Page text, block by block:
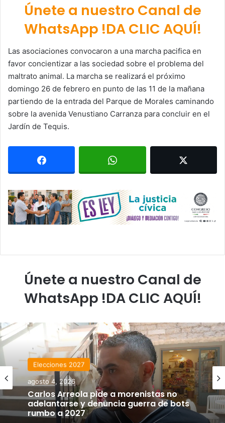
Únete a nuestro Canal de
WhatsApp !DA CLIC AQUÍ!
Las asociaciones convocaron a una marcha pacifica en
favor concientizar a las sociedad sobre el problema del
maltrato animal. La marcha se realizará el próximo
domingo 26 de febrero en punto de las 11 de la mañana
partiendo de la entrada del Parque de Morales caminando
sobre la avenida Venustiano Carranza para concluir en el
Jardín de Tequis.
Únete a nuestro Canal de
WhatsApp !DA CLIC AQUÍ!
Elecciones 2027
agosto 4, 2026
Carlos Arreola pide a morenistas no
adelantarse y denuncia guerra de bots
rumbo a 2027